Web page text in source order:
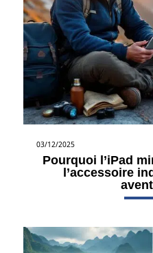
03/12/2025
Pourquoi l’iPad
l’accessoire